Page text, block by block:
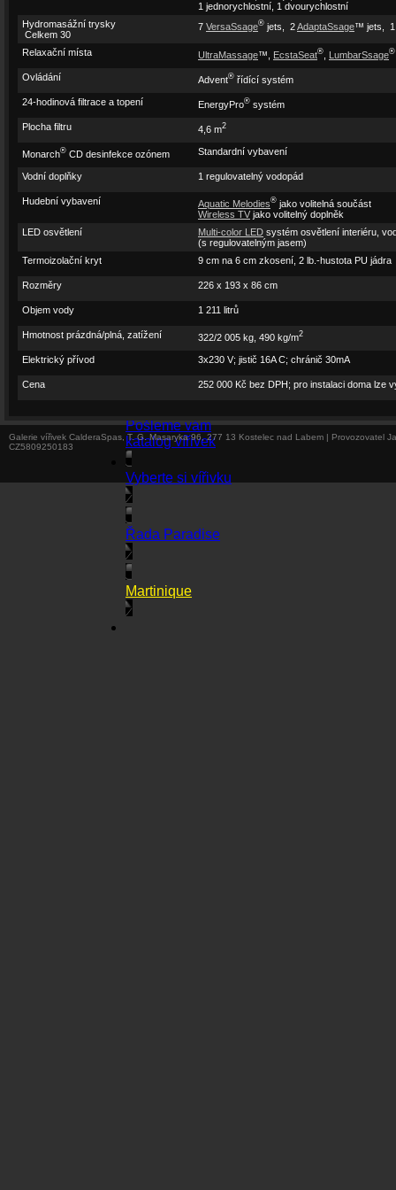
Hudba a televize
Příslušenství
Modelové řady
Geneva
Paradise
Katalog vířivek
Galerie vířivek
Přijďte si vybrat
Nechte se inspirovat
Pošleme vám
katalog vířivek
Vyberte si vířivku
Řada Paradise
Martinique
1 jednorychlostní, 1 dvourychlostní
Hydromasážní trysky
Celkem 30
7 VersaSsage® jets, 2AdaptaSsage™ jets, 1
Relaxační místa UltraMassage™, EcstaSeat® LumbarSsage®
Ovládání Advent® řídící systém
24-hodinová filtrace a topení EnergyPro® systém
Plocha filtru 4,6 m2
Monarch® CD desinfekce ozónem Standardní vybavení
Vodní doplňky 1 regulovatelný vodopád
Hudební vybavení Aquatic Melodies® jako volitelná součást
Wireless TV jako volitelný doplněk
LED osvětlení
Multi-color LED systém osvětlení interiéru,
(s regulovatelným jasem)
Termoizolační kryt
9 cm na 6 cm zkosení, 2 lb.-hustota PU jádra
Rozměry 226 x 193 x 86 cm
Objem vody 1 211 litrů
Hmotnost prázdná/plná, zatížení 322/2 005 kg, 490 kg/m2
Elektrický přívod 3x230 V; jistič 16A C; chránič 30mA
Cena 252 000 Kč bez DPH; pro instalaci doma lze
Galerie vířivek CalderaSpas, T. G. Masaryka 96, 277 13 Kostelec nad Labem | Provozovatel
CZ5809250183